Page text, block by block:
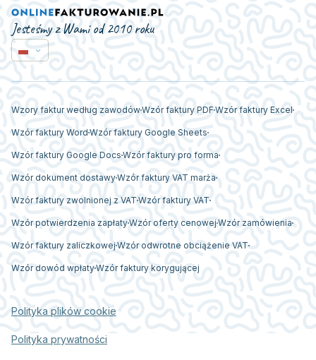
Jesteśmy z Wami od 2010 roku
Wzory faktur według zawodówWzór faktury PDFWzór faktury Excel
Wzór faktury Word Wzór faktury Google Sheets
Wzór faktury Google Docs Wzór faktury pro forma
Wzór dokument dostawyWzór faktury VAT marża
Wzór faktury zwolnionej z VAT Wzór faktury VAT
Wzór potwierdzenia zapłatyWzór oferty cenowej Wzór zamówienia
Wzór faktury zaliczkowej Wzór odwrotne obciążenie VAT
Wzór dowód wpłatyWzór faktury korygującej
Polityka plików cookie
Polityka prywatności